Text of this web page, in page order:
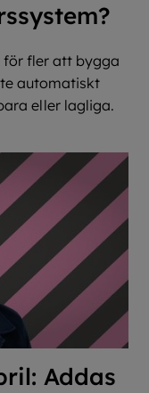
fler att bygga
automatiskt
eller lagliga.
Addas